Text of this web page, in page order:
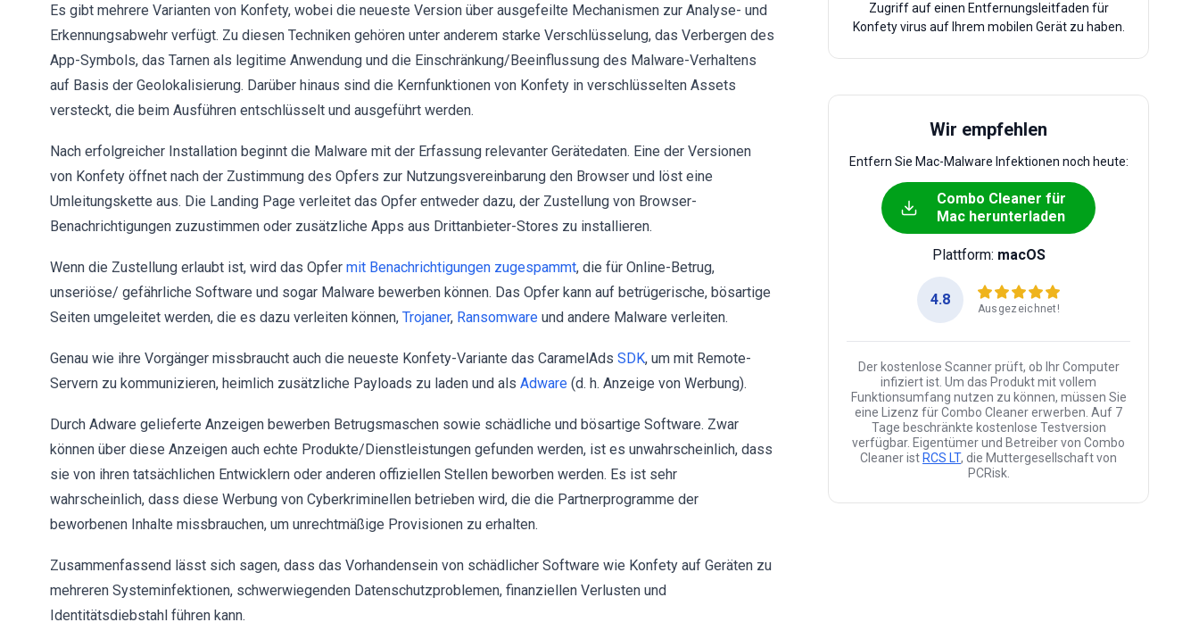
Es gibt mehrere Varianten von Konfety, wobei die neueste Version über ausgefeilte Mechanismen zur Analyse- und
Erkennungsabwehr verfügt. Zu diesen Techniken gehören unter anderem starke Verschlüsselung, das Verbergen des
App-Symbols, das Tarnen als legitime Anwendung und die Einschränkung/Beeinflussung des Malware-Verhaltens
auf Basis der Geolokalisierung. Darüber hinaus sind die Kernfunktionen von Konfety in verschlüsselten Assets
versteckt, die beim Ausführen entschlüsselt und ausgeführt werden.
Nach erfolgreicher Installation beginnt die Malware mit der Erfassung relevanter Gerätedaten. Eine der Versionen
von Konfety öffnet nach der Zustimmung des Opfers zur Nutzungsvereinbarung den Browser und löst eine
Umleitungskette aus. Die Landing Page verleitet das Opfer entweder dazu, der Zustellung von Browser-
Benachrichtigungen zuzustimmen oder zusätzliche Apps aus Drittanbieter-Stores zu installieren.
Wenn die Zustellung erlaubt ist, wird das Opfer mit Benachrichtigungen zugespammt, die für Online-Betrug,
unseriöse/ gefährliche Software und sogar Malware bewerben können. Das Opfer kann auf betrügerische, bösartige
Seiten umgeleitet werden, die es dazu verleiten können, Trojaner, Ransomware und andere Malware verleiten.
Genau wie ihre Vorgänger missbraucht auch die neueste Konfety-Variante das CaramelAds SDK, um mit Remote-
Servern zu kommunizieren, heimlich zusätzliche Payloads zu laden und als Adware (d. h. Anzeige von Werbung).
Durch Adware gelieferte Anzeigen bewerben Betrugsmaschen sowie schädliche und bösartige Software. Zwar
können über diese Anzeigen auch echte Produkte/Dienstleistungen gefunden werden, ist es unwahrscheinlich, dass
sie von ihren tatsächlichen Entwicklern oder anderen offiziellen Stellen beworben werden. Es ist sehr
wahrscheinlich, dass diese Werbung von Cyberkriminellen betrieben wird, die die Partnerprogramme der
beworbenen Inhalte missbrauchen, um unrechtmäßige Provisionen zu erhalten.
Zusammenfassend lässt sich sagen, dass das Vorhandensein von schädlicher Software wie Konfety auf Geräten zu
mehreren Systeminfektionen, schwerwiegenden Datenschutzproblemen, finanziellen Verlusten und
Identitätsdiebstahl führen kann.
Zugriff auf einen Entfernungsleitfaden für
Konfety virus auf Ihrem mobilen Gerät zu haben.
Wir empfehlen
Entfern Sie Mac-Malware Infektionen noch heute:
Combo Cleaner für
Mac herunterladen
Plattform: macOS
4.8
Ausgezeichnet!
Der kostenlose Scanner prüft, ob Ihr Computer
infiziert ist. Um das Produkt mit vollem
Funktionsumfang nutzen zu können, müssen Sie
eine Lizenz für Combo Cleaner erwerben. Auf 7
Tage beschränkte kostenlose Testversion
verfügbar. Eigentümer und Betreiber von Combo
Cleaner ist RCS LT, die Muttergesellschaft von
PCRisk.